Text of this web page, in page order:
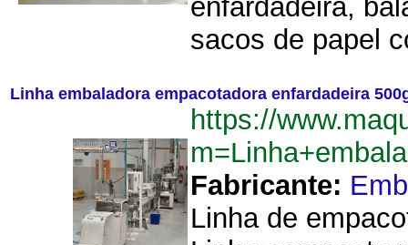
enfardadeira,
sacos de papel
Linha embaladora empacotadora enfardadeira
https://
Fabricante:
Linha de